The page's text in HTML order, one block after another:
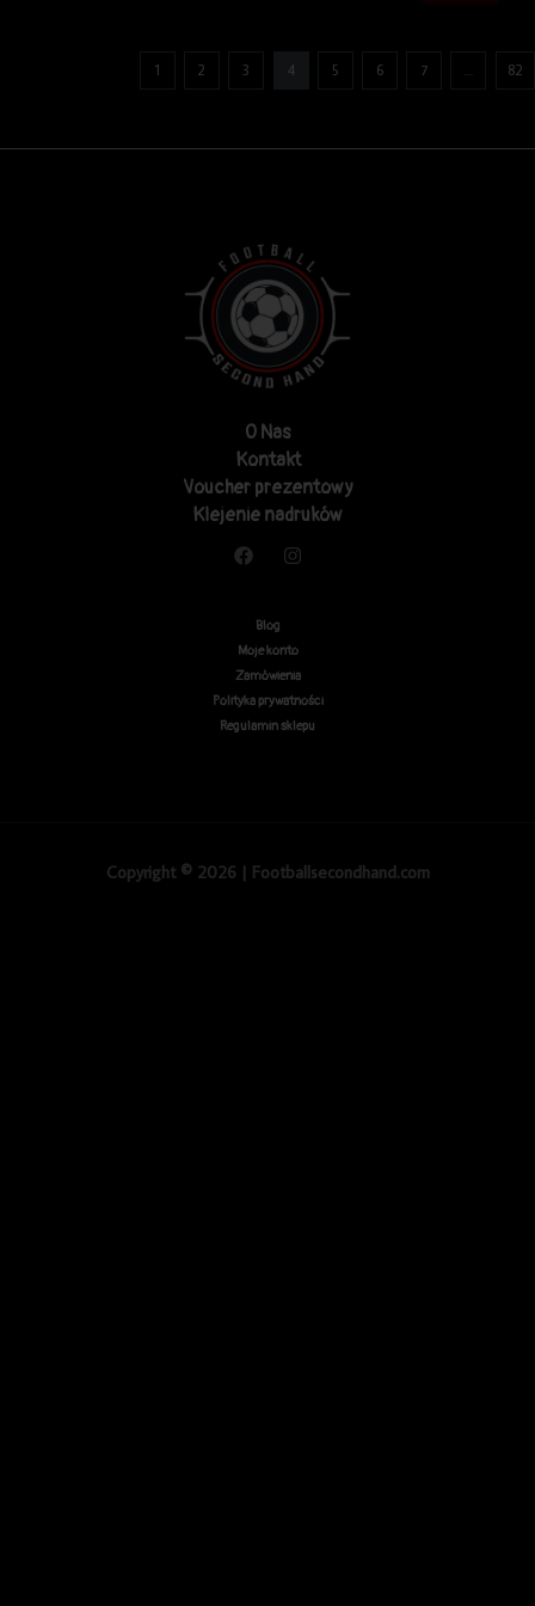
1 2 3 4 5 6 7 … 82
O Nas
Kontakt
Voucher prezentowy
Klejenie nadruków
Blog
Moje konto
Zamówienia
Polityka prywatności
Regulamin sklepu
Copyright © 2026 | Footballsecondhand.com